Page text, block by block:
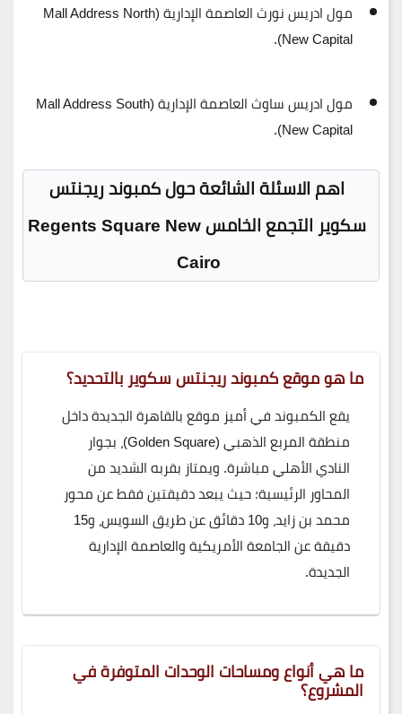
مول ادريس نورث العاصمة الإدارية (Mall Address North
New Capital).
مول ادريس ساوث العاصمة الإدارية (Mall Address South
New Capital).
اهم الاسئلة الشائعة حول كمبوند ريجنتس
سكوير التجمع الخامس Regents Square New
Cairo
ما هو موقع كمبوند ريجنتس سكوير بالتحديد؟
يقع الكمبوند في أميز موقع بالقاهرة الجديدة داخل
منطقة المربع الذهبي (Golden Square)، بجوار
النادي الأهلي مباشرة. ويمتاز بقربه الشديد من
المحاور الرئيسية؛ حيث يبعد دقيقتين فقط عن محور
محمد بن زايد، و10 دقائق عن طريق السويس، و15
دقيقة عن الجامعة الأمريكية والعاصمة الإدارية
الجديدة.
ما هي أنواع ومساحات الوحدات المتوفرة في
المشروع؟